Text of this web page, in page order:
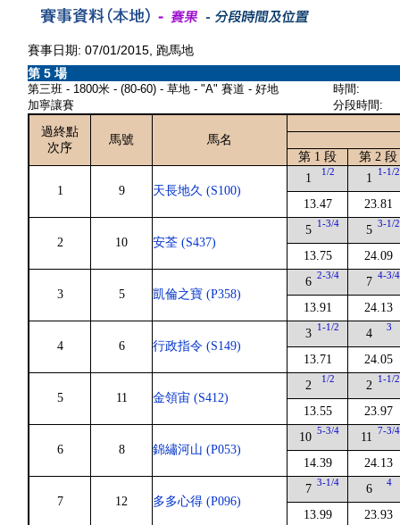
賽事日期: 07/01/2015, 跑馬地
第 5 場
第三班 - 1800米 - (80-60) - 草地 - "A" 賽道 - 好地
加寧讓賽
時間:
分段時間:
過終點
次序
馬號
馬名
第 1 段
第 2 段
1 9 天長地久 (S100)
1 1/2
13.47
1 1-1/2
23.81
2 10 安荃 (S437)
5 1-3/4
13.75
5 3-1/2
24.09
3 5 凱倫之寶 (P358)
6 2-3/4
13.91
7 4-3/4
24.13
4 6 行政指令 (S149)
3 1-1/2
13.71
4 3
24.05
5 11 金領宙 (S412)
2 1/2
13.55
2 1-1/2
23.97
6 8 錦繡河山 (P053)
10 5-3/4
14.39
11 7-3/4
24.13
7 12 多多心得 (P096)
7 3-1/4
13.99
6 4
23.93